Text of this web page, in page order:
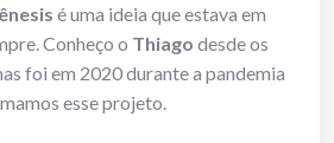
é uma ideia que estava em
Conheço o Thiago desde os
foi em 2020 durante a pandemia
esse projeto.